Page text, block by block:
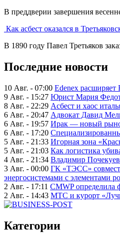
В преддверии завершения
Как асбест оказался в
В 1890 году Павел Третьяков
Последние новости
10 Авг. - 07:00 Edenex расширяет
9 Авг. - 15:27 Юрист Мария
8 Авг. - 22:29 Асбест и хаос
6 Авг. - 20:47 Адвокат Давид
6 Авг. - 19:57 Ирак — новый
6 Авг. - 17:20
5 Авг. - 21:33 Игорная зона
5 Авг. - 21:03 Как логистика
4 Авг. - 21:34 Владимир Почекуев
3 Авг. - 00:00 ГК «ТЭСС»
энергосистемами с элементами
2 Авг. - 17:11 CMWP определила
2 Авг. - 14:43 МТС и курорт
Категории